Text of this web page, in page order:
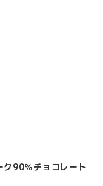
90％チョコレート